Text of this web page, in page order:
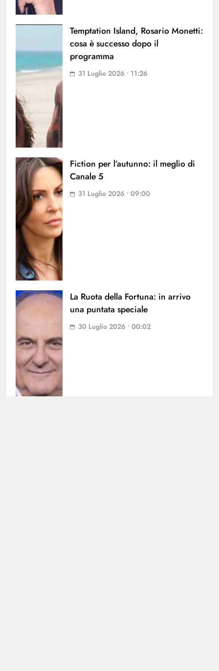
Temptation Island, Rosario Monetti:
cosa è successo dopo il
programma
31 Luglio 2026 • 11:26
Fiction per l’autunno: il meglio di
Canale 5
31 Luglio 2026 • 09:00
La Ruota della Fortuna: in arrivo
una puntata speciale
30 Luglio 2026 • 00:02